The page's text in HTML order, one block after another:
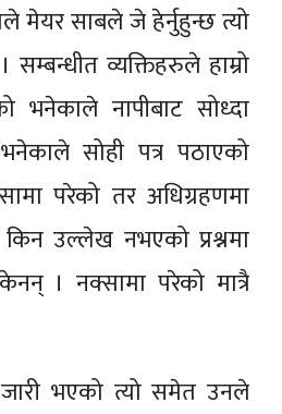
मेयरसाबलेजेहेर्नुहुन्छत्यो
व्यक्तिहरुले हाम्रो
भनेकाले नापीबाट सोध्दा
भनेकालेसोही पत्र पठाएको
परेको तर अधिग्रहणमा
उल्लेख नभएको प्रश्नमा
। नक्सामा परेको मात्रै
भएको त्यो समेत उनले